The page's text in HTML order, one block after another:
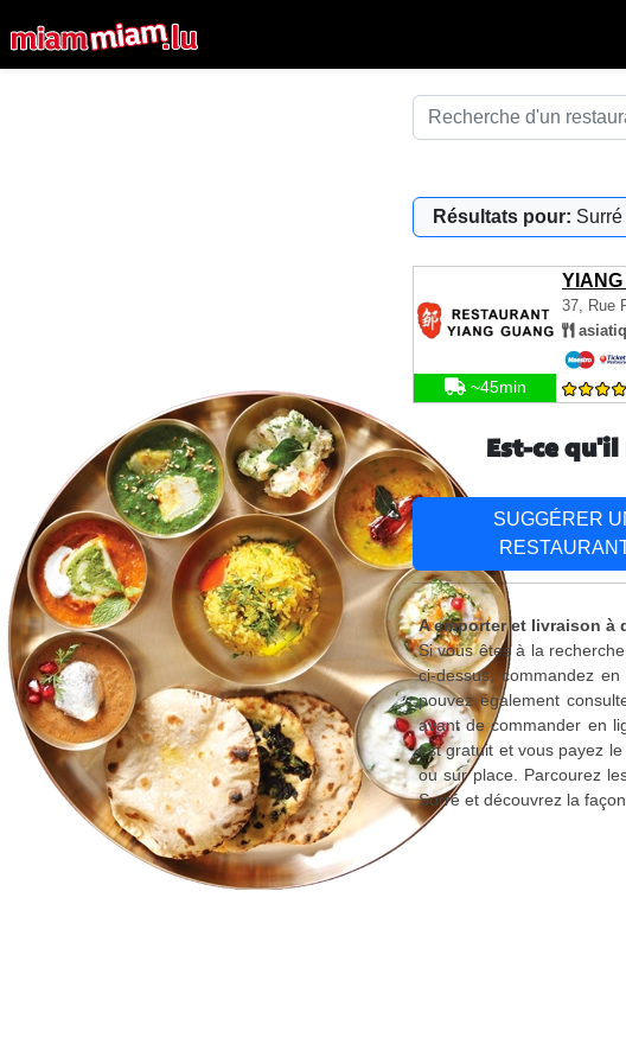
Résultats pour: Surré
37, Rue
~45min
Est-ce qu'il
SUGGÉRER
A emporter et livraison à
Si vous êtes à la
ci-dessus, commandez
pouvez également
avant de commander en
est gratuit et vous payez
ou sur place. Parcourez
Surré et découvrez la